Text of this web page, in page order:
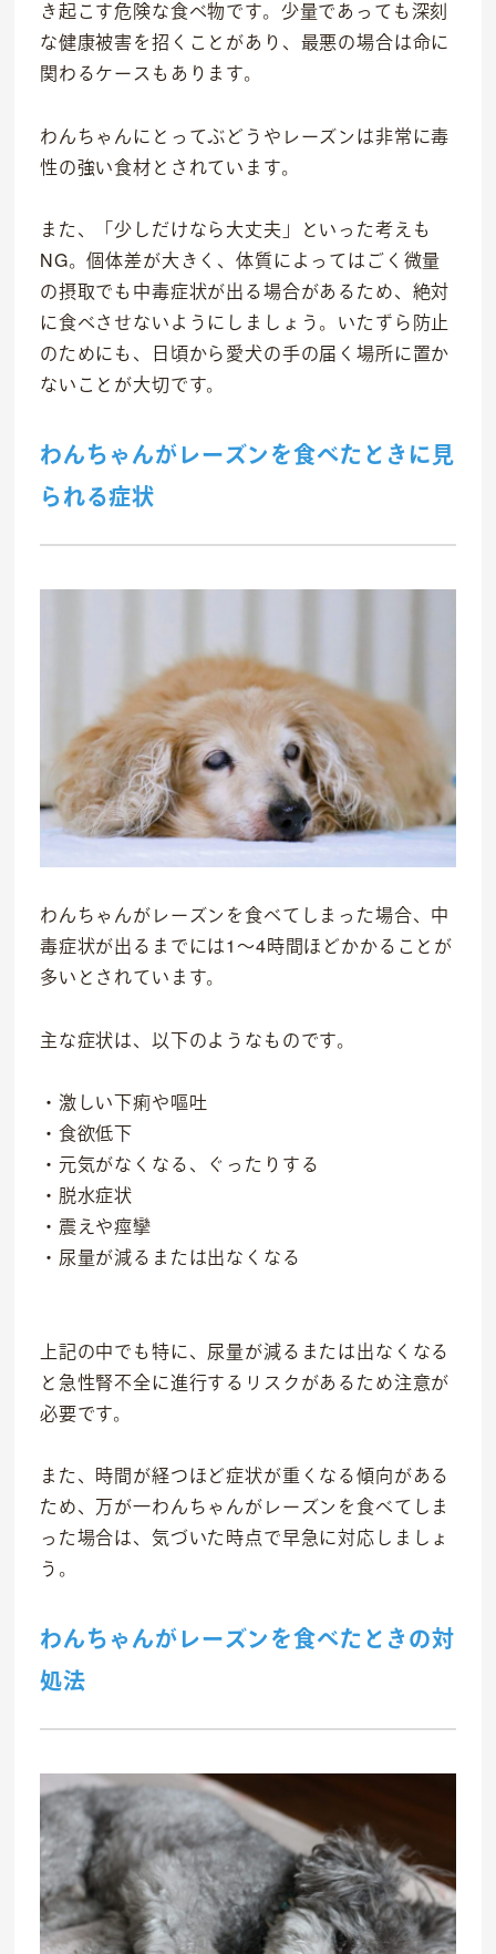
私たちについて
理念
会社概要
社会貢献活動
M&Aについて
ニュース
き起こす危険な食べ物です。少量であっても深刻
な健康被害を招くことがあり、最悪の場合は命に
関わるケースもあります。
わんちゃんにとってぶどうやレーズンは非常に毒
性の強い食材とされています。
また、「少しだけなら大丈夫」といった考えも
NG。個体差が大きく、体質によってはごく微量
の摂取でも中毒症状が出る場合があるため、絶対
に食べさせないようにしましょう。いたずら防止
のためにも、日頃から愛犬の手の届く場所に置か
ないことが大切です。
わんちゃんがレーズンを食べたときに見
られる症状
わんちゃんがレーズンを食べてしまった場合、中
毒症状が出るまでには1〜4時間ほどかかることが
多いとされています。
主な症状は、以下のようなものです。
・激しい下痢や嘔吐
・食欲低下
・元気がなくなる、ぐったりする
・脱水症状
・震えや痙攣
・尿量が減るまたは出なくなる
上記の中でも特に、尿量が減るまたは出なくなる
と急性腎不全に進行するリスクがあるため注意が
必要です。
また、時間が経つほど症状が重くなる傾向がある
ため、万が一わんちゃんがレーズンを食べてしま
った場合は、気づいた時点で早急に対応しましょ
う。
わんちゃんがレーズンを食べたときの対
処法